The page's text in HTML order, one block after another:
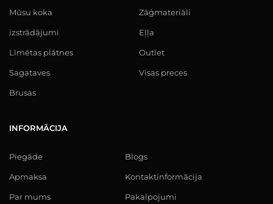
Mūsu koka
izstrādājumi
Līmētas plātnes
Sagataves
Brusas
Zāģmateriāli
Eļļa
Outlet
Visas preces
INFORMĀCIJA
Piegāde
Apmaksa
Par mums
Blogs
Kontaktinformācija
Pakalpojumi